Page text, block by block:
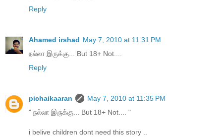
Reply
Ahamed irshad May 7, 2010 at 11:31 PM
நல்லா இருக்கு... But 18+ Not....
Reply
pichaikaaran
May 7, 2010 at 11:35 PM
" நல்லா இருக்கு... But 18+ Not.... "
i belive children dont need this story ..